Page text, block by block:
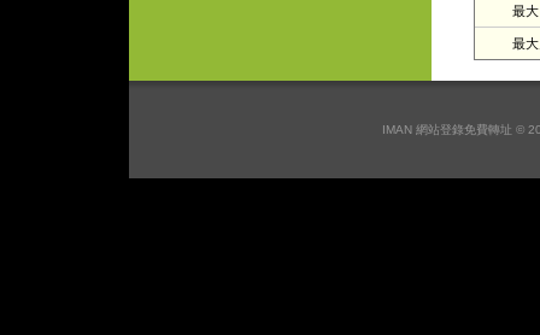
最
最
IMAN 網站登錄免費轉址 ©